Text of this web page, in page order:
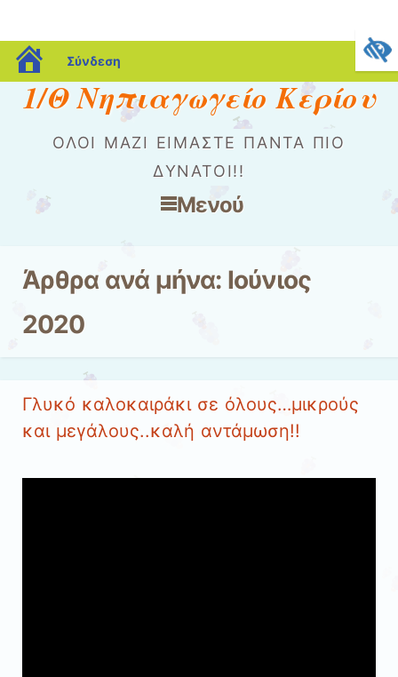
blogs.sch.gr
Σύνδεση
1/Θ Νηπιαγωγείο Κερίου
ΌΛΟΙ ΜΑΖΊ ΕΊΜΑΣΤΕ ΠΆΝΤΑ ΠΙΟ
ΔΥΝΑΤΟΊ!!
Μενού
Άρθρα ανά μήνα: Ιούνιος
2020
Γλυκό καλοκαιράκι σε όλους…μικρούς
και μεγάλους..καλή αντάμωση!!